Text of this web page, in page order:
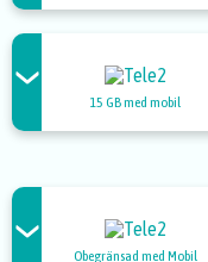
15 GB med mobil
Obegränsad med Mobil